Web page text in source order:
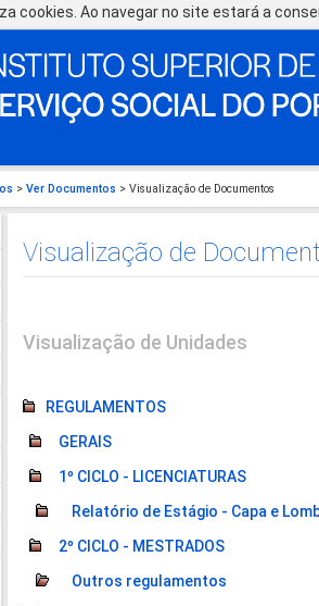
cookies. Ao navegar no site estará a
> Ver Documentos > Visualização de Documentos
Visualização de
Visualização de Unidades
REGULAMENTOS
GERAIS
1º CICLO - LICENCIATURAS
Relatório de Estágio - Capa e
2º CICLO - MESTRADOS
Outros regulamentos